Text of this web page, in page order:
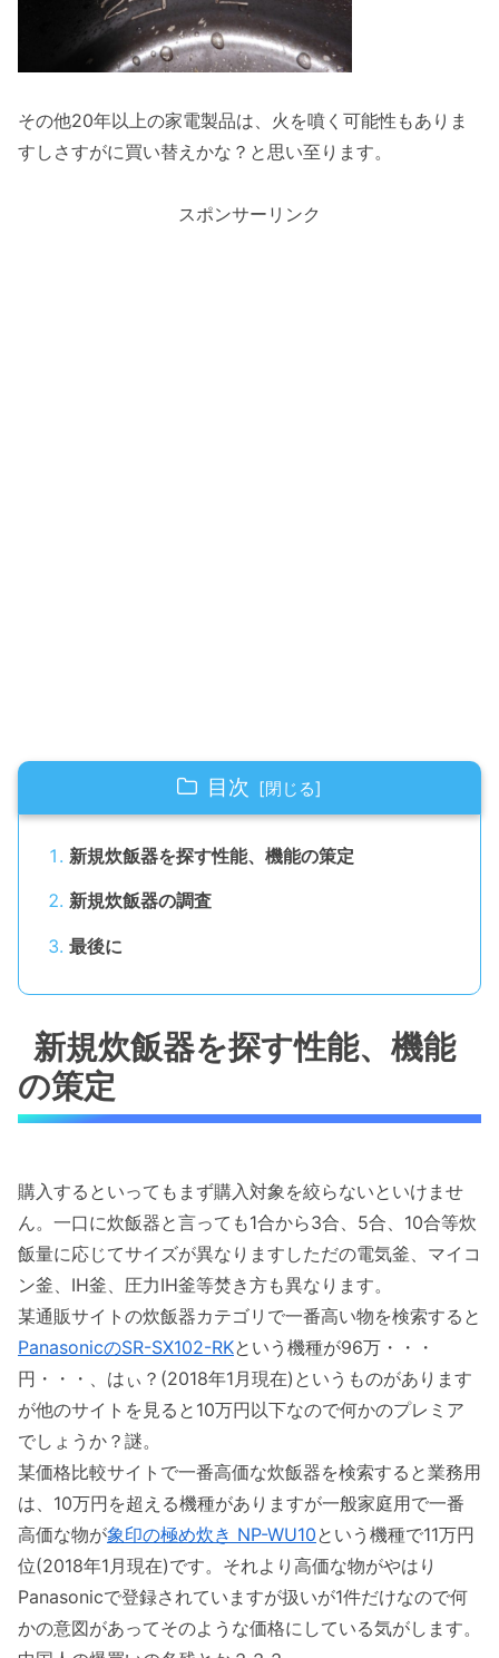
その他20年以上の家電製品は、火を噴く可能性もありま
すしさすがに買い替えかな？と思い至ります。
スポンサーリンク
目次
新規炊飯器を探す性能、機能の策定
新規炊飯器の調査
最後に
新規炊飯器を探す性能、機能
の策定
購入するといってもまず購入対象を絞らないといけませ
ん。一口に炊飯器と言っても1合から3合、5合、10合等炊
飯量に応じてサイズが異なりますしただの電気釜、マイコ
ン釜、IH釜、圧力IH釜等焚き方も異なります。
某通販サイトの炊飯器カテゴリで一番高い物を検索すると
PanasonicのSR-SX102-RKという機種が96万・・・
円・・・、はぃ？(2018年1月現在)というものがあります
が他のサイトを見ると10万円以下なので何かのプレミア
でしょうか？謎。
某価格比較サイトで一番高価な炊飯器を検索すると業務用
は、10万円を超える機種がありますが一般家庭用で一番
高価な物が象印の極め炊き NP-WU10という機種で11万円
位(2018年1月現在)です。それより高価な物がやはり
Panasonicで登録されていますが扱いが1件だけなので何
かの意図があってそのような価格にしている気がします。